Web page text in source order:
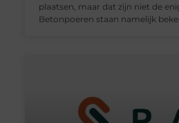
plaatsen, maar dat zijn niet de
Betonpoeren staan namelijk